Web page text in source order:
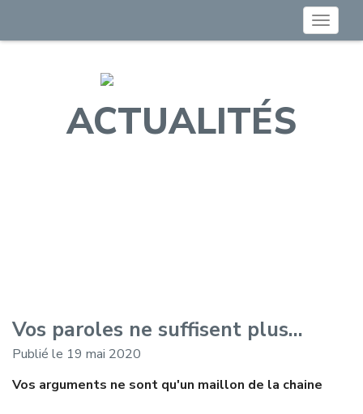
Toggle
ACTUALITÉS
Vos paroles ne suffisent plus…
Publié le 19 mai 2020
Vos arguments ne sont qu'un maillon de la chaine